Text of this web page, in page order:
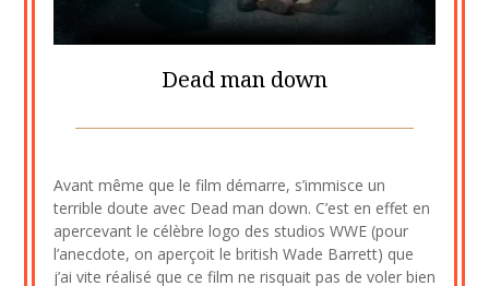
Dead man down
3
août
2023
Avant même que le film démarre, s’immisce un
terrible doute avec Dead man down. C’est en effet en
apercevant le célèbre logo des studios WWE (pour
l’anecdote, on aperçoit le british Wade Barrett) que
j’ai vite réalisé que ce film ne risquait pas de voler bien